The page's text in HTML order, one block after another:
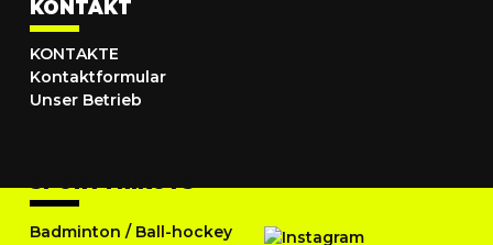
KONTAKT
KONTAKTE
Kontaktformular
Unser Betrieb
SPORTTRIKOTS
Badminton / Ball-hockey